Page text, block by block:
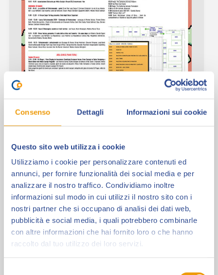
Consenso Dettagli Informazioni sui cookie
Questo sito web utilizza i cookie
Utilizziamo i cookie per personalizzare contenuti ed
annunci, per fornire funzionalità dei social media e per
analizzare il nostro traffico. Condividiamo inoltre
informazioni sul modo in cui utilizzi il nostro sito con i
nostri partner che si occupano di analisi dei dati web,
pubblicità e social media, i quali potrebbero combinarle
con altre informazioni che hai fornito loro o che hanno
raccolto dal tuo utilizzo dei loro servizi.
Mappa e programma da
stampare
Tutte le informazioni sui vari programmi – la Sala
Incontri per gli autori e gli editori,
il PalaDedicando per gli autografi, l’Area
Lounge per i momenti di…
e